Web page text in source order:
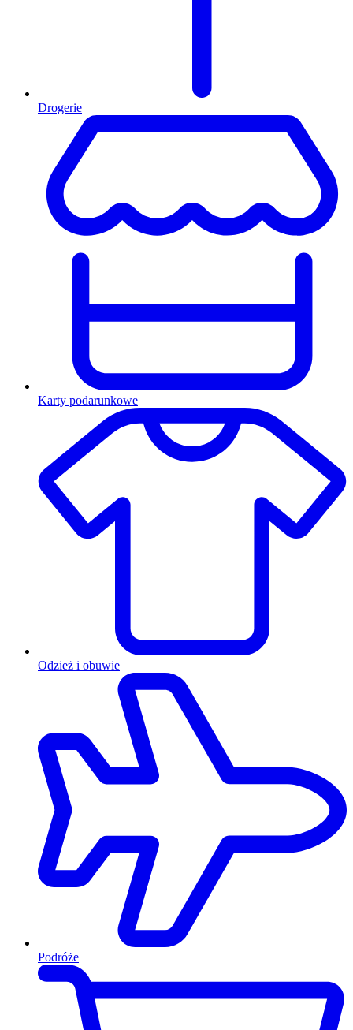
Drogerie
Karty podarunkowe
Odzież i obuwie
Podróże